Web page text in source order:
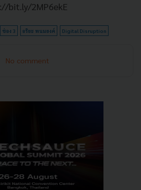
bit.ly/2MP6ekE
ช่อง 3 อริยะ พนมยงค์ Digital Disruption
No comment